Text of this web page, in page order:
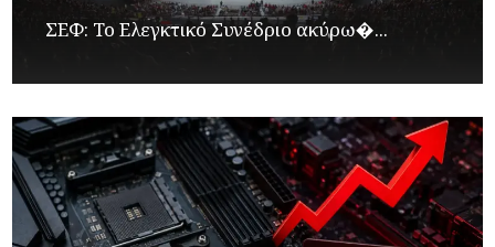
ΣΕΦ: Το Ελεγκτικό Συνέδριο ακύρω�...